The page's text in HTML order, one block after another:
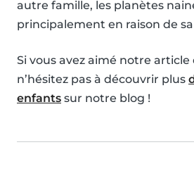
autre famille, les planètes
principalement en raison de
Si vous avez aimé notre
n’hésitez pas à découvrir plus
enfants sur notre blog !